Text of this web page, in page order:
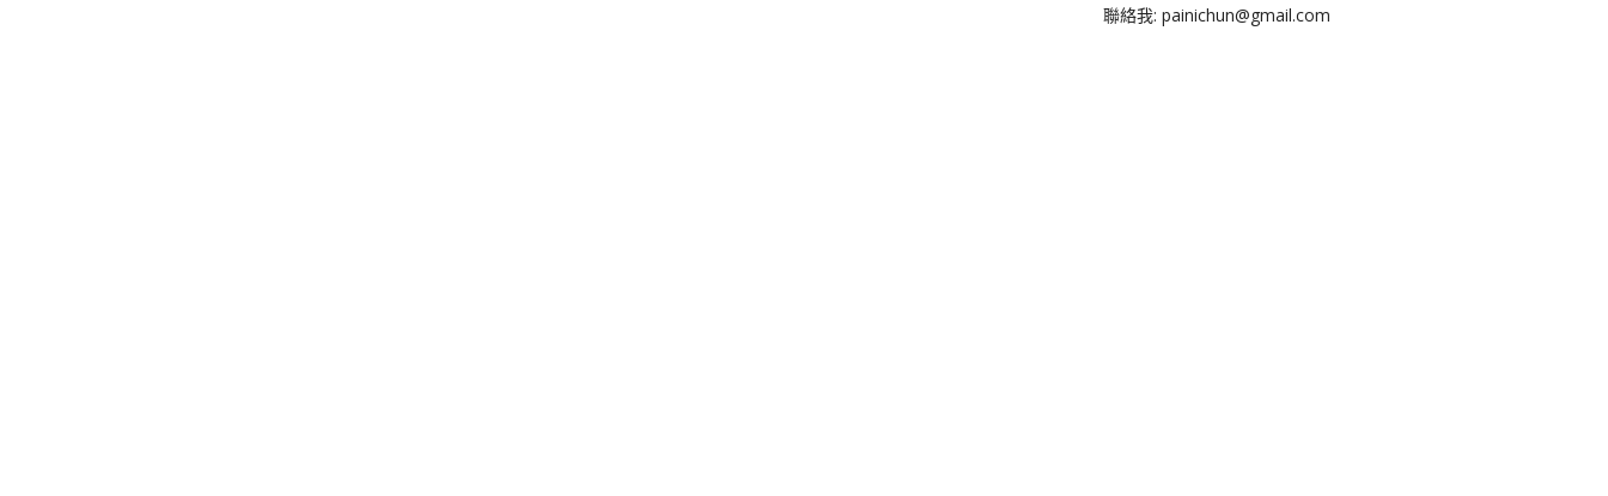
聯絡我: painichun@gmail.com